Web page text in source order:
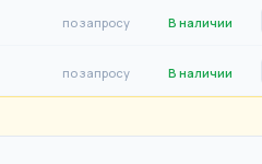
по запросу В наличии
по запросу В наличии